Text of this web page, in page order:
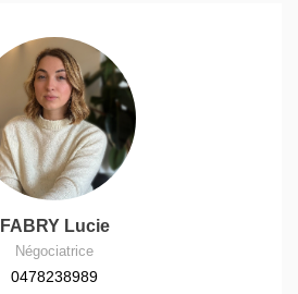
FABRY Lucie
Négociatrice
0478238989